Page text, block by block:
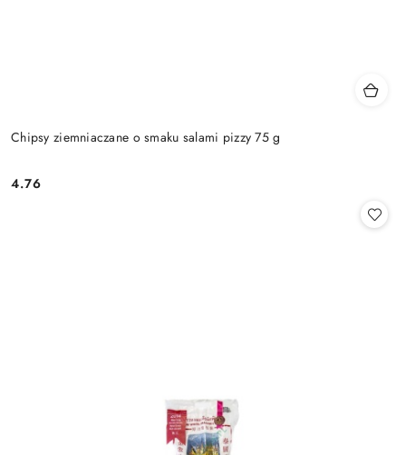
Chipsy ziemniaczane o smaku salami pizzy 75 g
Cena:
4.76